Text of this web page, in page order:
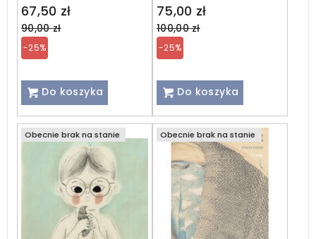
67,50 zł
Regular
price
90,00 zł
-25%
Do koszyka
75,00 zł
Regular
price
100,00 zł
-25%
Do koszyka
Obecnie brak na stanie Obecnie brak na stanie